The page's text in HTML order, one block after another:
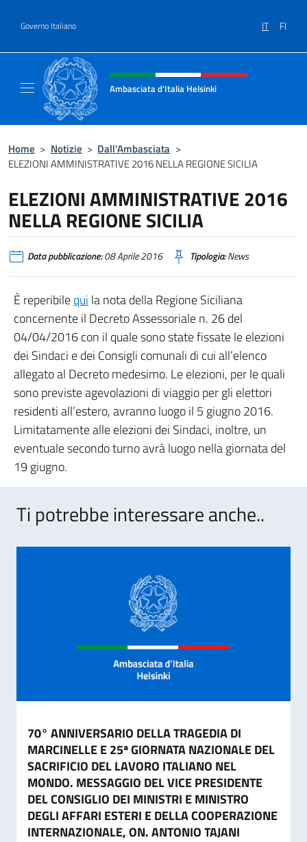
Governo Italiano IT FI
Intestazione sito, social e menù
Ambasciata d'Italia Helsinki
Home > Notizie > Dall’Ambasciata >
ELEZIONI AMMINISTRATIVE 2016 NELLA REGIONE SICILIA
ELEZIONI AMMINISTRATIVE 2016
NELLA REGIONE SICILIA
Data pubblicazione:08 Aprile 2016 Tipologia:News
È reperibilequi la nota della Regione Siciliana
concernente il Decreto Assessoriale n. 26 del
04/04/2016 con il quale sono state fissate le elezioni
dei Sindaci e dei Consigli comunali di cui all’elenco
allegato al Decreto medesimo. Le elezioni, per le quali
sono previste agevolazioni di viaggio per gli elettori
residenti all’estero, avranno luogo il 5 giugno 2016.
Limitatamente alle elezioni dei Sindaci, inoltre, un
eventuale secondo turno avrà luogo nella giornata del
19 giugno.
Ti potrebbe interessare anche..
70° ANNIVERSARIO DELLA TRAGEDIA DI
MARCINELLE E 25ª GIORNATA NAZIONALE DEL
SACRIFICIO DEL LAVORO ITALIANO NEL
MONDO. MESSAGGIO DEL VICE PRESIDENTE
DEL CONSIGLIO DEI MINISTRI E MINISTRO
DEGLI AFFARI ESTERI E DELLA COOPERAZIONE
INTERNAZIONALE, ON. ANTONIO TAJANI